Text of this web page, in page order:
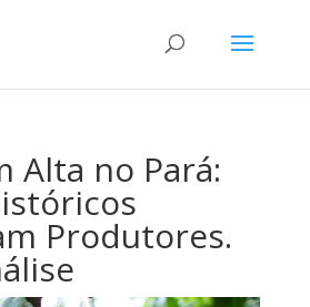
Alta no Pará:
Produtores.